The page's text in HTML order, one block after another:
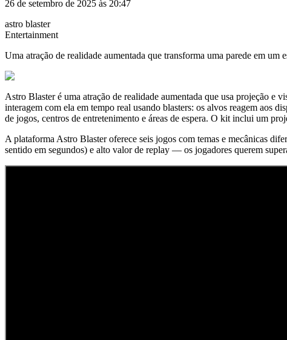
26 de setembro de 2025 às 20:47
astro blaster
Entertainment
Uma atração de realidade aumentada que transforma uma parede em
Astro Blaster é uma atração de realidade aumentada que usa projeção e
interagem com ela em tempo real usando blasters: os alvos reagem aos
de jogos, centros de entretenimento e áreas de espera. O kit inclui um
A plataforma Astro Blaster oferece seis jogos com temas e mecânicas
sentido em segundos) e alto valor de replay — os jogadores querem